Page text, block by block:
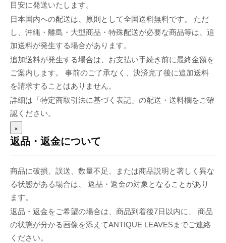
目安に発送いたします。
日本国内への配送は、原則として全国送料無料です。 ただ
し、沖縄・離島・大型商品・特殊配送が必要な商品等は、追
加送料が発生する場合があります。
追加送料が発生する場合は、お支払い手続き前に最終金額を
ご案内します。 事前のご了承なく、決済完了後に追加送料
を請求することはありません。
詳細は「特定商取引法に基づく表記」の配送・送料欄をご確
認ください。
×
返品・返金について
商品に破損、誤送、数量不足、または商品説明と著しく異な
る状態がある場合は、 返品・返金の対象となることがあり
ます。
返品・返金をご希望の場合は、商品到着後7日以内に、 商品
の状態が分かる画像を添えてANTIQUE LEAVESまでご連絡
ください。